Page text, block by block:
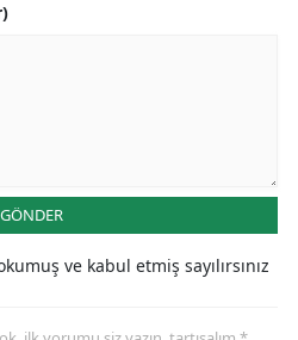
GÖNDER
ve kabul etmiş sayılırsınız